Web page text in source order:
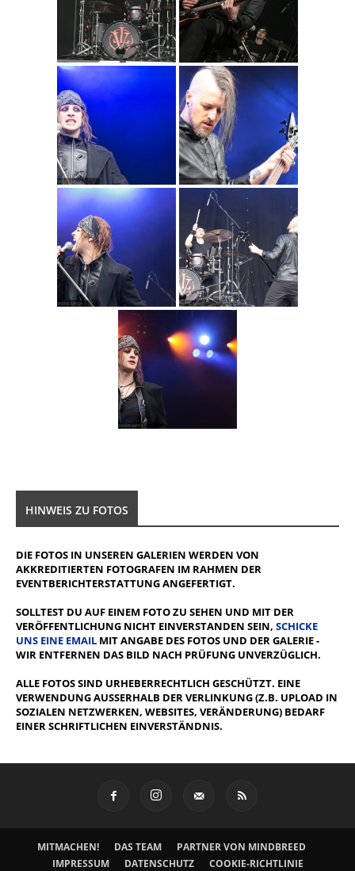
HINWEIS ZU FOTOS
DIE FOTOS IN UNSEREN GALERIEN WERDEN VON
AKKREDITIERTEN FOTOGRAFEN IM RAHMEN DER
EVENTBERICHTERSTATTUNG ANGEFERTIGT.
SOLLTEST DU AUF EINEM FOTO ZU SEHEN UND MIT DER
VERÖFFENTLICHUNG NICHT EINVERSTANDEN SEIN, SCHICKE
UNS EINE EMAIL MIT ANGABE DES FOTOS UND DER GALERIE -
WIR ENTFERNEN DAS BILD NACH PRÜFUNG UNVERZÜGLICH.
ALLE FOTOS SIND URHEBERRECHTLICH GESCHÜTZT. EINE
VERWENDUNG AUSSERHALB DER VERLINKUNG (Z.B. UPLOAD IN S
OZIALEN NETZWERKEN, WEBSITES, VERÄNDERUNG) BEDARF E
INER SCHRIFTLICHEN EINVERSTÄNDNIS.
MITMACHEN! DAS TEAM
PARTNER VON MINDBREED
IMPRESSUM
DATENSCHUTZ COOKIE-RICHTLINIE